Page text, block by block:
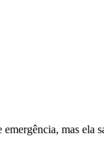
mas